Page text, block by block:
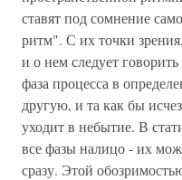
ставят под сомнение
ритм". С их точки
и о нем следует
фаза процесса в
другую, и та как бы
уходит в небытие. В
все фазы налицо - их
сразу. Этой